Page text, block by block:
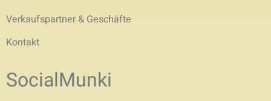
Verkaufspartner & Geschäfte
Kontakt
SocialMunki